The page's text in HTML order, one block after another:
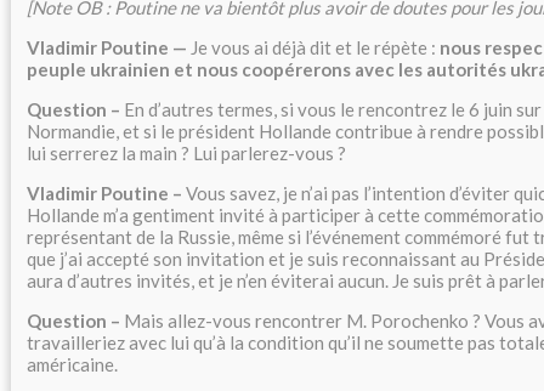
[Note OB : Poutine ne va bientôt plus avoir de doutes pour les
Vladimir Poutine — Je vous ai déjà dit et le répète : nous
peuple ukrainien et nous coopérerons avec les autorités
Question – En d’autres termes, si vous le rencontrez le 6 juin
Normandie, et si le président Hollande contribue à rendre
lui serrerez la main ? Lui parlerez-vous ?
Vladimir Poutine – Vous savez, je n’ai pas l’intention d’éviter
Hollande m’a gentiment invité à participer à cette
représentant de la Russie, même si l’événement commémoré fut
que j’ai accepté son invitation et je suis reconnaissant au
aura d’autres invités, et je n’en éviterai aucun. Je suis prêt à
Question – Mais allez-vous rencontrer M. Porochenko ? Vous
travailleriez avec lui qu’à la condition qu’il ne soumette pas
américaine.